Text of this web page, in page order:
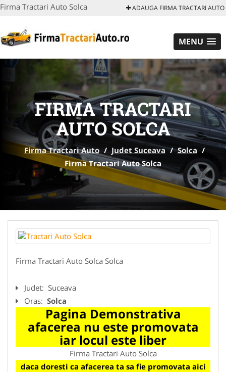
Firma Tractari Auto Solca ADAUGA FIRMA TRACTARI AUTO
MENU
FIRMA TRACTARI
AUTO SOLCA
Firma Tractari Auto / Judet Suceava / Solca /
Firma Tractari Auto Solca
Firma Tractari Auto Solca Solca
Judet: Suceava
Oras: Solca
Pagina Demonstrativa
afacerea nu este promovata
iar locul este liber
Firma Tractari Auto Solca
daca doresti ca afacerea ta sa fie promovata aici